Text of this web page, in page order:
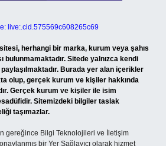
live:.cid.575569c608265c69
herhangi bir marka, kurum veya şahıs
bulunmamaktadır. Sitede yalnızca kendi
paylaşılmaktadır. Burada yer alan içerikler
olup, gerçek kurum ve kişiler hakkında
Gerçek kurum ve kişiler ile isim
Sitemizdeki bilgiler taslak
taşımazlar.
gereğince Bilgi Teknolojileri ve İletişim
bir Yer Sağlayıcı olarak hizmet